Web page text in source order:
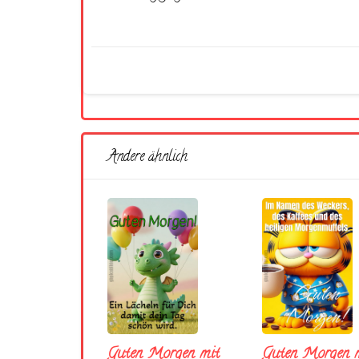
Andere ähnlich
Guten Morgen mit
Guten Morgen